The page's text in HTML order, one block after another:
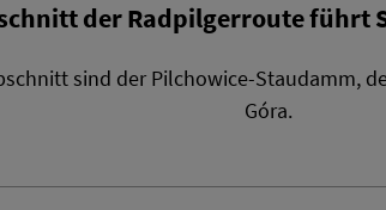
der Radpilgerroute führt
sind der Pilchowice-Staudamm,
Góra.